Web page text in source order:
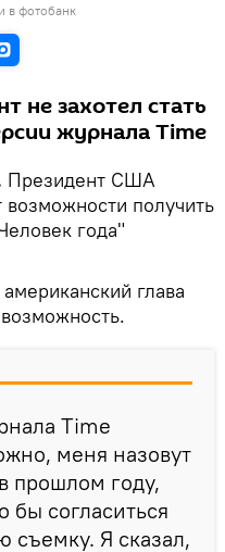
в фотобанк
не захотел стать
журнала Time
Президент США
возможности получить
года"
глава
Time
меня назовут
прошлом году,
бы согласиться
съемку. Я сказал,